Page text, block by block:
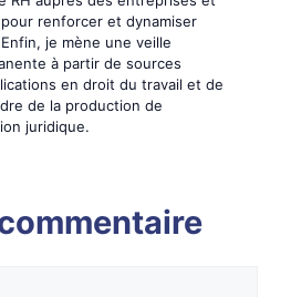
renforcer et dynamiser
je mène une veille
à partir de sources
en droit du travail et de
de la production de
juridique.